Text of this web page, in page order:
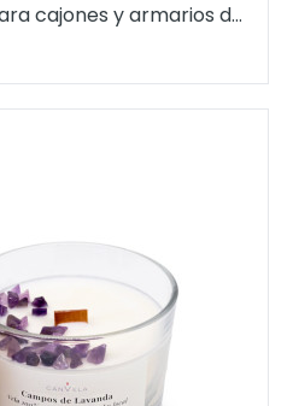
cajones y armarios de
12,5 gr.